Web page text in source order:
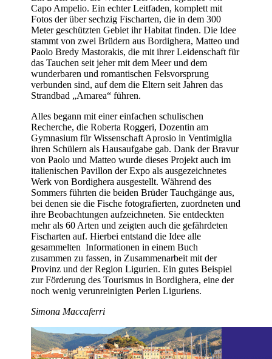
Capo Ampelio. Ein echter Leitfaden, komplett mit
Fotos der über sechzig Fischarten, die in dem 300
Meter geschützten Gebiet ihr Habitat finden. Die Idee
stammt von zwei Brüdern aus Bordighera, Matteo und
Paolo Bredy Mastorakis, die mit ihrer Leidenschaft für
das Tauchen seit jeher mit dem Meer und dem
wunderbaren und romantischen Felsvorsprung
verbunden sind, auf dem die Eltern seit Jahren das
Strandbad „Amarea“ führen.
Alles begann mit einer einfachen schulischen
Recherche, die Roberta Roggeri, Dozentin am
Gymnasium für Wissenschaft Aprosio in Ventimiglia
ihren Schülern als Hausaufgabe gab. Dank der Bravur
von Paolo und Matteo wurde dieses Projekt auch im
italienischen Pavillon der Expo als ausgezeichnetes
Werk von Bordighera ausgestellt. Während des
Sommers führten die beiden Brüder Tauchgänge aus,
bei denen sie die Fische fotografierten, zuordneten und
ihre Beobachtungen aufzeichneten. Sie entdeckten
mehr als 60 Arten und zeigten auch die gefährdeten
Fischarten auf. Hierbei entstand die Idee alle
gesammelten Informationen in einem Buch
zusammen zu fassen, in Zusammenarbeit mit der
Provinz und der Region Ligurien. Ein gutes Beispiel
zur Förderung des Tourismus in Bordighera, eine der
noch wenig verunreinigten Perlen Liguriens.
Simona Maccaferri